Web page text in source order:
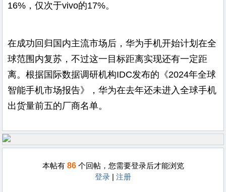
16%，仅次于vivo的17%。
在成功回归国内主流市场后，华为手机开始计划在全
球范围内复苏，不过这一目标距离实现还有一定距
离。根据国际数据调研机构IDC发布的《2024年全球
智能手机市场报告》，华为在去年还未进入全球手机
出货量前五的厂商名单。
本帖有 86个回帖，您需要登录后才能浏览
登录
注册